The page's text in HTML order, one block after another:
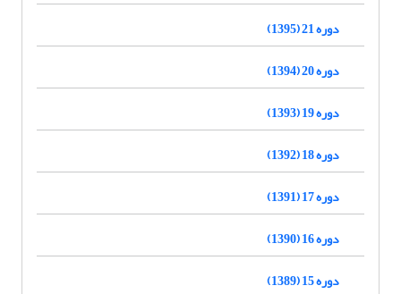
دوره 21 (1395)
دوره 20 (1394)
دوره 19 (1393)
دوره 18 (1392)
دوره 17 (1391)
دوره 16 (1390)
دوره 15 (1389)